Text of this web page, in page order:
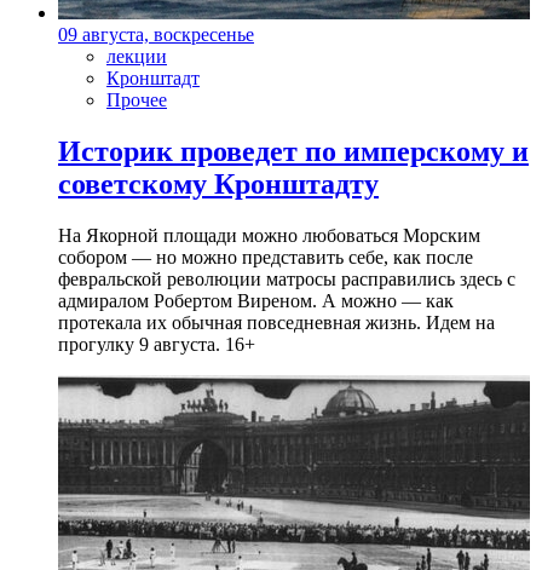
09 августа, воскресенье
лекции
Кронштадт
Прочее
Историк проведет по имперскому и
советскому Кронштадту
На Якорной площади можно любоваться Морским
собором — но можно представить себе, как после
февральской революции матросы расправились здесь с
адмиралом Робертом Виреном. А можно — как
протекала их обычная повседневная жизнь. Идем на
прогулку 9 августа. 16+